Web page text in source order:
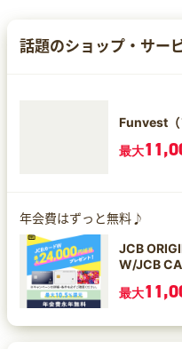
話題のショップ・サー
Funvest（
最大
年会費はずっと無料♪
JCB
W/JCB
最大